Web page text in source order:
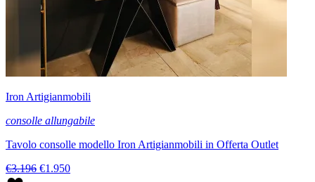
Iron Artigianmobili
consolle allungabile
Tavolo consolle modello Iron Artigianmobili in Offerta Outlet
€3.196 €1.950